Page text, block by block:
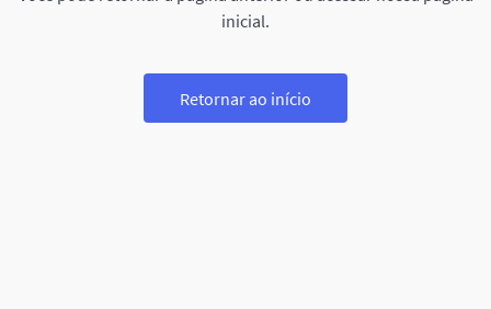
inicial.
Retornar ao início